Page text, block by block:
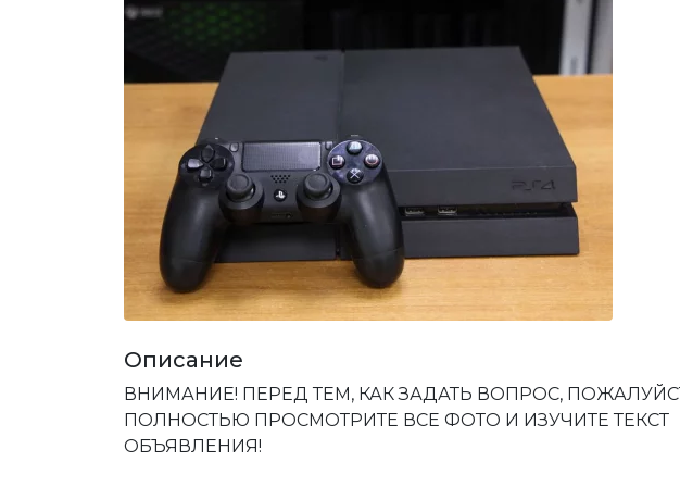
Описание
ВНИМАНИЕ! ПЕРЕД ТЕМ, КАК ЗАДАТЬ ВОПРОС,
ПОЛНОСТЬЮ ПРОСМОТРИТЕ ВСЕ ФОТО И ИЗУЧИТЕ ТЕКСТ
ОБЪЯВЛЕНИЯ!